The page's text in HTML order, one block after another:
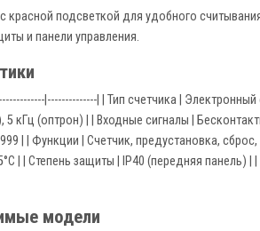
с красной подсветкой для удобного
и панели управления.
|--------------| | Тип счетчика |
кГц (оптрон) | | Входные сигналы |
| | Функции | Счетчик, предустановка,
| | Степень защиты | IP40 (передняя
модели